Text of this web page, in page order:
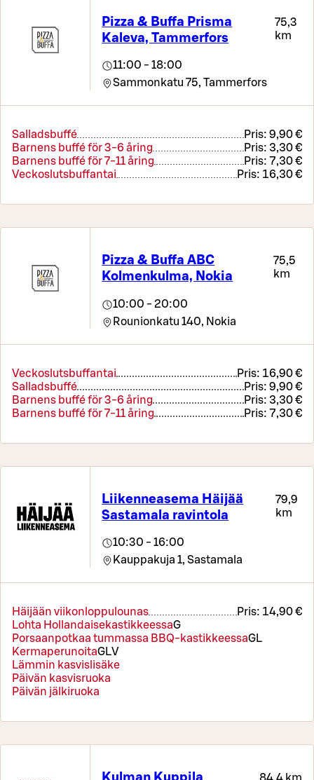
Pizza & Buffa Prisma
Kaleva, Tammerfors
75,3
km
11:00 - 18:00
Sammonkatu 75, Tammerfors
Salladsbuffé Pris: 9,90 €
Barnens buffé för 3-6 åring
Pris: 3,30 €
Barnens buffé för 7-11 åring
Pris: 7,30 €
Veckoslutsbuffantai
Pris: 16,30 €
Pizza & Buffa ABC
Kolmenkulma, Nokia
75,5
km
10:00 - 20:00
Rounionkatu 140, Nokia
Veckoslutsbuffantai Pris: 16,90 €
Salladsbuffé
Pris: 9,90 €
Barnens buffé för 3-6 åring
Pris: 3,30 €
Barnens buffé för 7-11 åring
Pris: 7,30 €
Liikenneasema Häijää
Sastamala ravintola
79,9
km
10:30 - 16:00
Kauppakuja 1, Sastamala
Häijään viikonloppulounas Pris: 14,90 €
Lohta HollandaisekastikkeessaG
Porsaanpotkaa tummassa BBQ-kastikkeessaGL
KermaperunoitaGLV
Lämmin kasvislisäke
Päivän kasvisruoka
Päivän jälkiruoka